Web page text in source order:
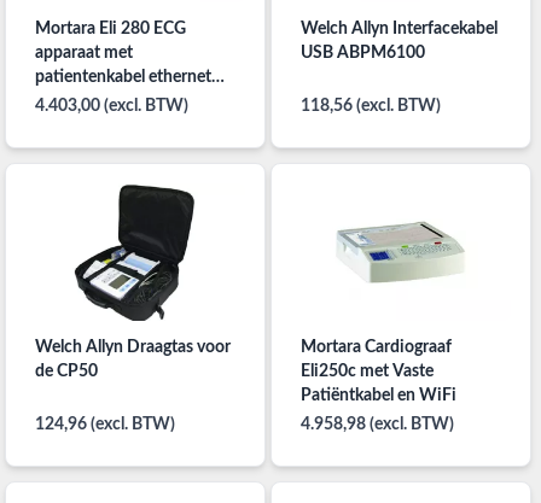
Mortara Eli 280 ECG
apparaat met
patientenkabel ethernet
wifi
4.403,00 (excl. BTW)
Welch Allyn Interfacekabel
USB ABPM6100
118,56 (excl. BTW)
Welch Allyn Draagtas voor
de CP50
124,96 (excl. BTW)
Mortara Cardiograaf
Eli250c met Vaste
Patiëntkabel en WiFi
4.958,98 (excl. BTW)